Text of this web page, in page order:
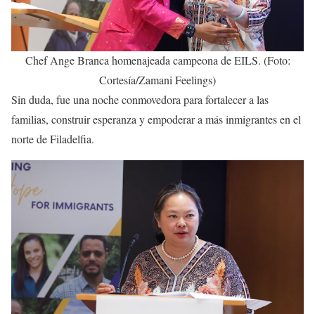
Chef Ange Branca homenajeada campeona de EILS. (Foto:
Cortesía/Zamani Feelings)
Sin duda, fue una noche conmovedora para fortalecer a las
familias, construir esperanza y empoderar a más inmigrantes en el
norte de Filadelfia.